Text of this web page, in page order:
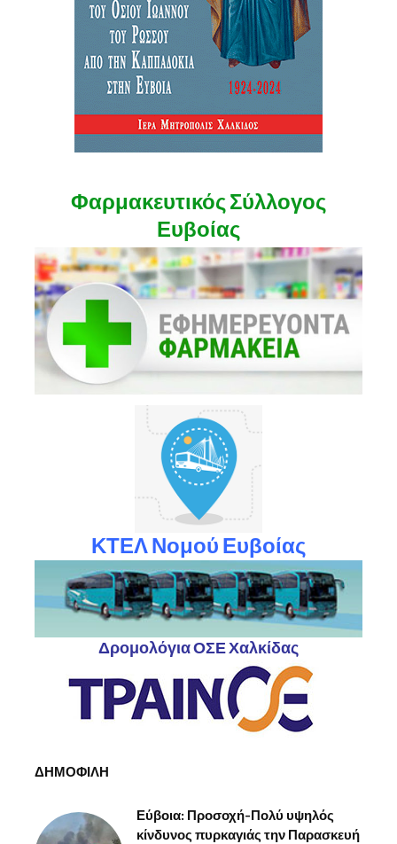
Φαρμακευτικός Σύλλογος
Ευβοίας
ΚΤΕΛ Νομού Ευβοίας
Δρομολόγια ΟΣΕ Χαλκίδας
ΔΗΜΟΦΙΛΗ
Εύβοια: Προσοχή-Πολύ υψηλός
κίνδυνος πυρκαγιάς την Παρασκευή